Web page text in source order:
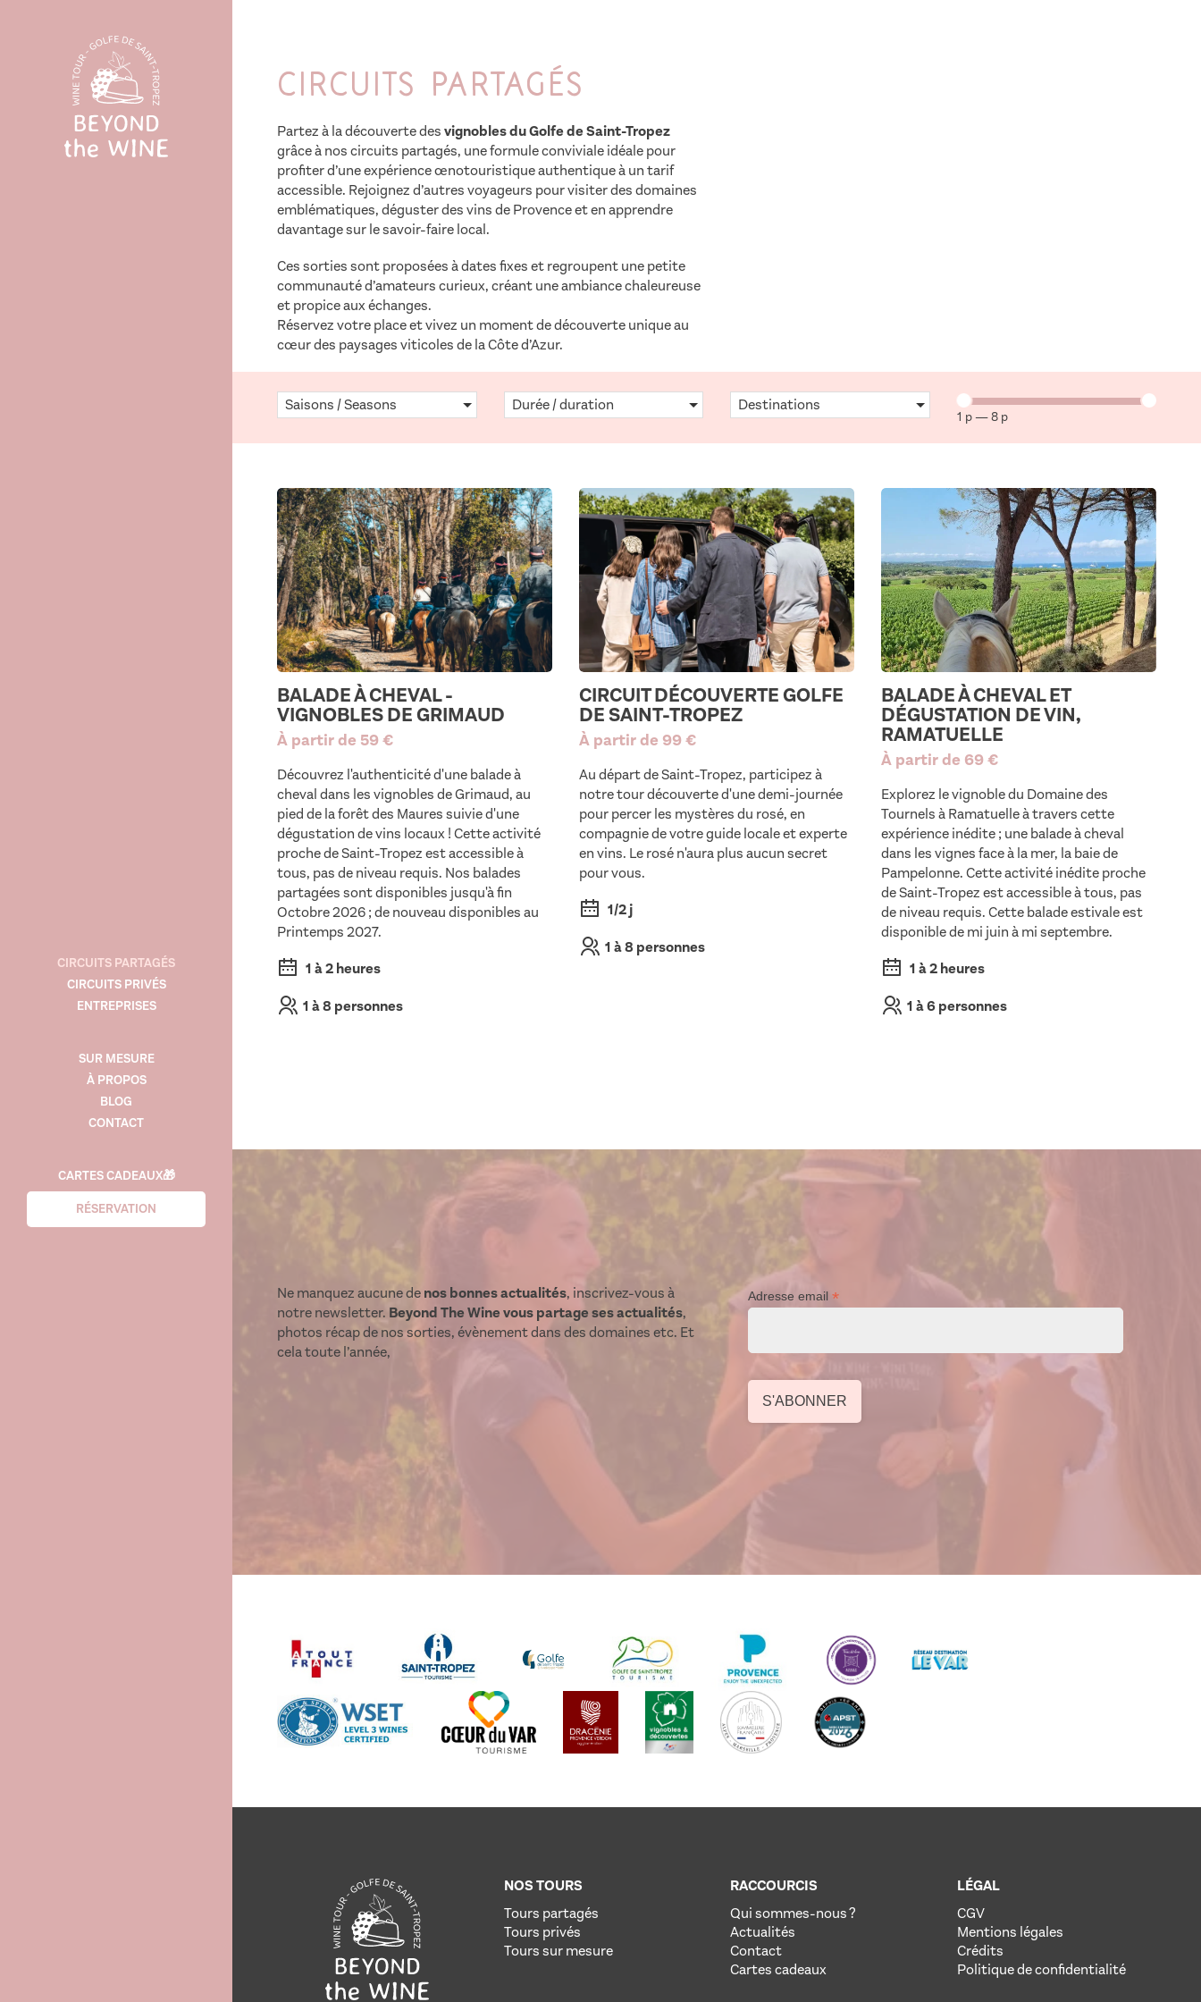
CIRCUITS PARTAGÉS
CIRCUITS PRIVÉS
ENTREPRISES
SUR MESURE
À PROPOS
BLOG
CONTACT
CARTES CADEAUX🎁
RÉSERVATION
Circuits Partagés
Partez à la découverte desvignobles du Golfe de Saint-Tropez
grâce à nos circuits partagés, une formule conviviale idéale pour
profiter d’une expérience œnotouristique authentique à un tarif
accessible. Rejoignez d’autres voyageurs pour visiter des domaines
emblématiques, déguster des vins de Provence et en apprendre
davantage sur le savoir-faire local.
Ces sorties sont proposées à dates fixes et regroupent une petite
communauté d’amateurs curieux, créant une ambiance chaleureuse
et propice aux échanges.
Réservez votre place et vivez un moment de découverte unique au
cœur des paysages viticoles de la Côte d’Azur.
Saisons / Seasons Durée / duration Destinations
1 p — 8 p
BALADE À CHEVAL -
VIGNOBLES DE GRIMAUD
À partir de 59 €
Découvrez l'authenticité d'une balade à
cheval dans les vignobles de Grimaud, au
pied de la forêt des Maures suivie d'une
dégustation de vins locaux ! Cette activité
proche de Saint-Tropez est accessible à
tous, pas de niveau requis. Nos balades
partagées sont disponibles jusqu'à fin
Octobre 2026 ; de nouveau disponibles au
Printemps 2027.
1 à 2 heures
1 à 8 personnes
CIRCUIT DÉCOUVERTE GOLFE
DE SAINT-TROPEZ
À partir de 99 €
Au départ de Saint-Tropez, participez à
notre tour découverte d'une demi-journée
pour percer les mystères du rosé, en
compagnie de votre guide locale et experte
en vins. Le rosé n'aura plus aucun secret
pour vous.
1/2 j
1 à 8 personnes
BALADE À CHEVAL ET
DÉGUSTATION DE VIN,
RAMATUELLE
À partir de 69 €
Explorez le vignoble du Domaine des
Tournels à Ramatuelle à travers cette
expérience inédite ; une balade à cheval
dans les vignes face à la mer, la baie de
Pampelonne. Cette activité inédite proche
de Saint-Tropez est accessible à tous, pas
de niveau requis. Cette balade estivale est
disponible de mi juin à mi septembre.
1 à 2 heures
1 à 6 personnes
Ne manquez aucune denos bonnes actualités, inscrivez-vous à
notre newsletter. Beyond The Wine vous partage ses actualités,
photos récap de nos sorties, évènement dans des domaines etc. Et
cela toute l’année,
Adresse email *
NOS TOURS
Tours partagés
Tours privés
Tours sur mesure
RACCOURCIS
Qui sommes-nous ?
Actualités
Contact
Cartes cadeaux
LÉGAL
CGV
Mentions légales
Crédits
Politique de confidentialité